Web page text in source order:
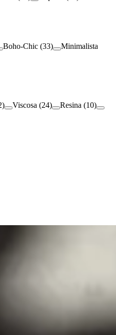
Boho-Chic (33)
Minimalista
) Viscosa (24) Resina (10)